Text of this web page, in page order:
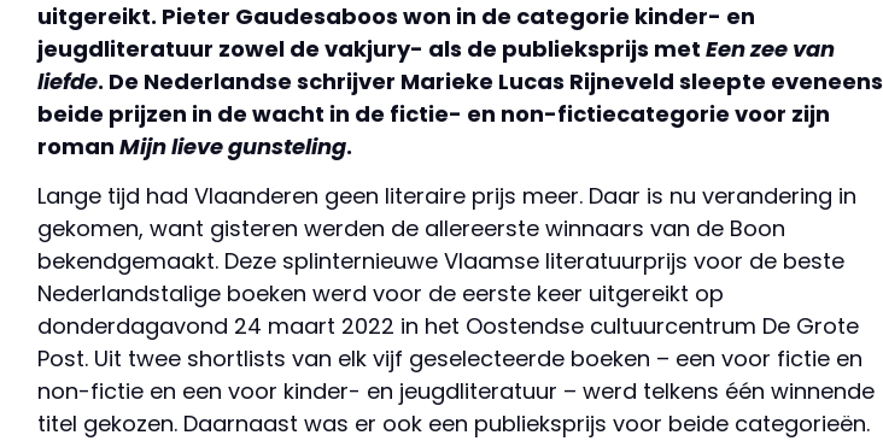
uitgereikt. Pieter Gaudesaboos won in de categorie kinder- en
jeugdliteratuur zowel de vakjury- als de publieksprijs met Een zee van
liefde. De Nederlandse schrijver Marieke Lucas Rijneveld sleepte eveneens
beide prijzen in de wacht in de fictie- en non-fictiecategorie voor zijn
roman Mijn lieve gunsteling.
Lange tijd had Vlaanderen geen literaire prijs meer. Daar is nu verandering in
gekomen, want gisteren werden de allereerste winnaars van de Boon
bekendgemaakt. Deze splinternieuwe Vlaamse literatuurprijs voor de beste
Nederlandstalige boeken werd voor de eerste keer uitgereikt op
donderdagavond 24 maart 2022 in het Oostendse cultuurcentrum De Grote
Post. Uit twee shortlists van elk vijf geselecteerde boeken – een voor fictie en
non-fictie en een voor kinder- en jeugdliteratuur – werd telkens één winnende
titel gekozen. Daarnaast was er ook een publieksprijs voor beide categorieën.